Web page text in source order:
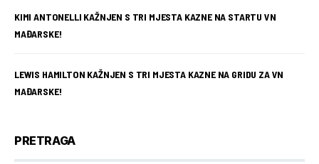
KIMI ANTONELLI KAŽNJEN S TRI MJESTA KAZNE NA STARTU VN
MAĐARSKE!
LEWIS HAMILTON KAŽNJEN S TRI MJESTA KAZNE NA GRIDU ZA VN
MAĐARSKE!
PRETRAGA